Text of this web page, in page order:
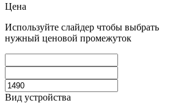
Цена
Используйте слайдер чтобы выбрать
нужный ценовой промежуток
Вид устройства